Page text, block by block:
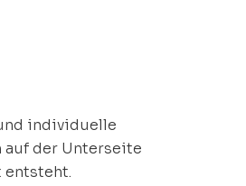
individuelle
auf der Unterseite
entsteht.